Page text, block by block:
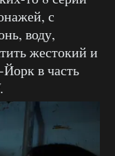
с
воду,
жестокий и
в часть